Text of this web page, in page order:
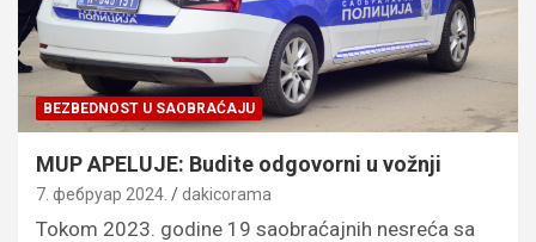
BEZBEDNOST U SAOBRAĆAJU
MUP APELUJE: Budite odgovorni u vožnji
7. фебруар 2024. dakicorama
Tokom 2023. godine 19 saobraćajnih nesreća sa